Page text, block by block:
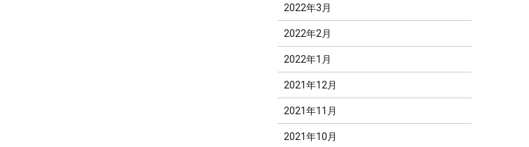
2022年3月
2022年2月
2022年1月
2021年12月
2021年11月
2021年10月